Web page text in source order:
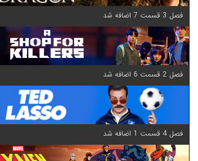
فصل 3 قسمت 7 اضافه شد
فصل 2 قسمت 6 اضافه شد
فصل 4 قسمت 1 اضافه شد